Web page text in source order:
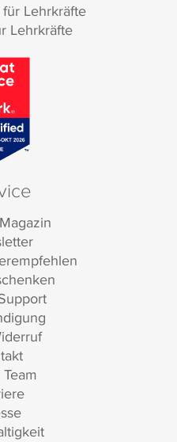
Lehrkräfte
Lehrkräfte